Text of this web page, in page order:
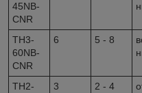
45NB-
CNR
TH3-
60NB-
CNR
6 5 - 8
TH2-
3 2 - 4